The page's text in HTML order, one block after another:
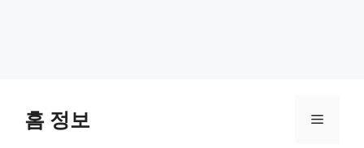
content홈 정보 Menu